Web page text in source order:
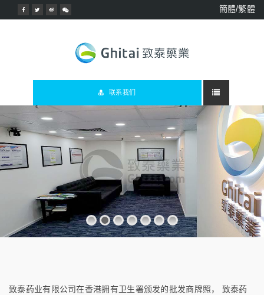
簡體/繁體
联系我们
致泰药业有限公司在香港拥有卫生署颁发的批发商牌照， 致泰药